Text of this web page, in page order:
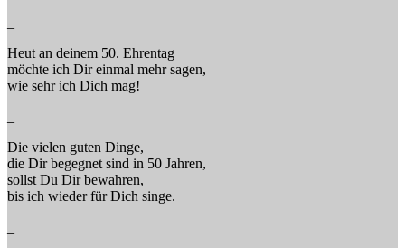
Heut an deinem 50. Ehrentag
möchte ich Dir einmal mehr sagen,
wie sehr ich Dich mag!
Die vielen guten Dinge,
die Dir begegnet sind in 50 Jahren,
sollst Du Dir bewahren,
bis ich wieder für Dich singe.